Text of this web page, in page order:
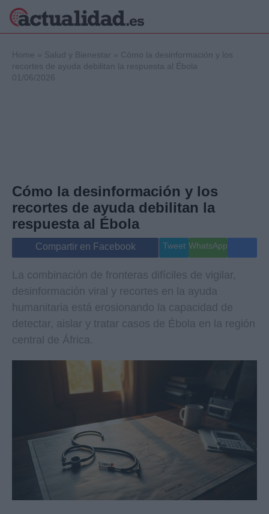
Internacional
Viajes
Gente
Musica
Home » Salud y Bienestar » Cómo la desinformación y los
recortes de ayuda debilitan la respuesta al Ébola
01/06/2026
Cómo la desinformación y los
recortes de ayuda debilitan la
respuesta al Ébola
Compartir en Facebook Tweet WhatsApp
La combinación de fronteras difíciles de vigilar,
desinformación viral y recortes en la ayuda
humanitaria está erosionando la capacidad de
detectar, aislar y tratar casos de Ébola en la región
central de África.